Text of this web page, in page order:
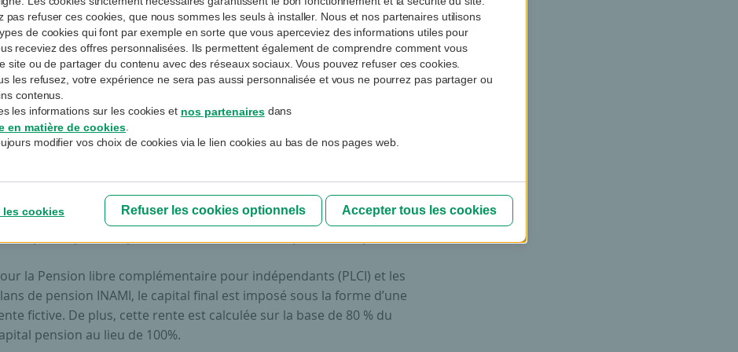
que les salariés
d’application du taux réduit
le taux réduit s’élève à 10% au lieu de 16,5%. Ce tarif concerne tant
les indépendants que les salariés. Si vous demandez le versement du
à 60 ou 61 ans, la taxe finale est de respectivement 20% et 18%.
la Pension libre complémentaire pour indépendants (PLCI) et les
de pension INAMI, le capital final est imposé sous la forme d’une
fictive. De plus, cette rente est calculée sur la base de 80 % du
pension au lieu de 100%.
pas refuser ces cookies, que nous sommes les seuls à installer. Nous et nos partenaires utilisons
de cookies qui font par exemple en sorte que vous aperceviez des informations utiles pour
receviez des offres personnalisées. Ils permettent également de comprendre comment vous
site ou de partager du contenu avec des réseaux sociaux. Vous pouvez refuser ces cookies.
les refusez, votre expérience ne sera pas aussi personnalisée et vous ne pourrez pas partager ou
contenus.
les informations sur les cookies et nos partenairesdans
en matière de cookies
modifier vos choix de cookies via le lien cookies au bas de nos pages web.
les cookies Refuser les cookies optionnels Accepter tous les cookies